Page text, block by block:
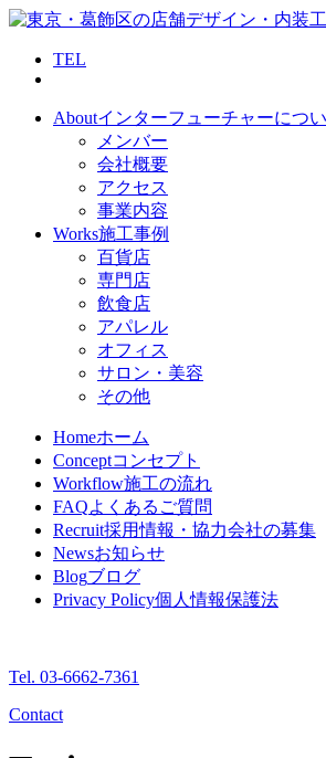
TEL
Aboutインターフューチャーにつ
メンバー
会社概要
アクセス
事業内容
Works施工事例
百貨店
専門店
飲食店
アパレル
オフィス
サロン・美容
その他
Homeホーム
Conceptコンセプト
Workflow施工の流れ
FAQよくあるご質問
Recruit採用情報・協力会社の募集
Newsお知らせ
Blogブログ
Privacy Policy個人情報保護法
Tel. 03-6662-7361
Contact